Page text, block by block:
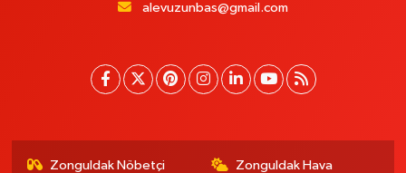
alevuzunbas@gmail.com
Zonguldak Nöbetçi
Zonguldak Hava